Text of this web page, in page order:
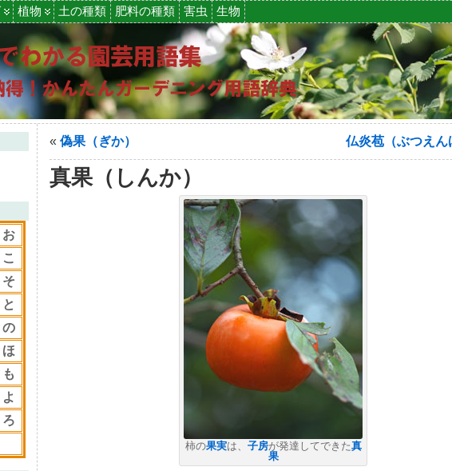
植物 土の種類 肥料の種類 害虫 生物
お
こ
そ
と
の
ほ
も
よ
ろ
« 偽果（ぎか） 仏炎苞（ぶつえん
真果（しんか）
柿の果実は、 子房が発達してできた真
果